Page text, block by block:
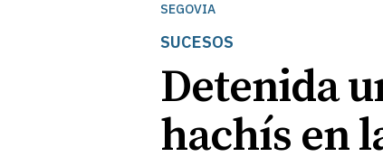
SEGOVIA
SUCESOS
Detenida
hachís en